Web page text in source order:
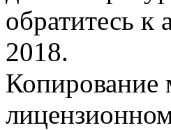
обратитесь
2018.
Копирование